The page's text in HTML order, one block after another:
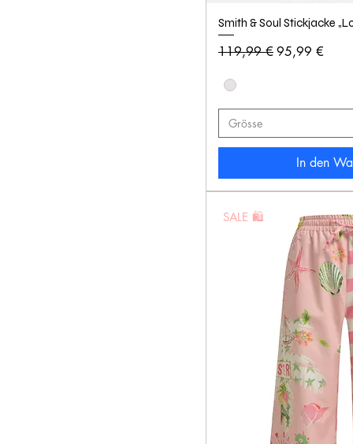
Smith & Soul Stickjacke
Standardpreis
119,99 €Sale-Preis
95,99 €
Grösse
In den
SALE 🛍️